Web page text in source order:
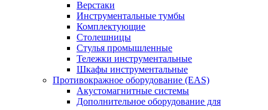
Верстаки
Инструментальные тумбы
Комплектующие
Столешницы
Стулья промышленные
Тележки инструментальные
Шкафы инструментальные
Противокражное оборудование (EAS)
Акустомагнитные системы
Дополнительное оборудование для